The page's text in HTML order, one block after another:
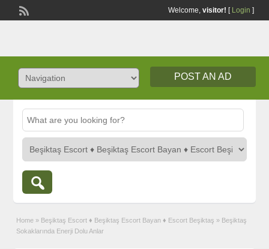
Welcome, visitor! [ Login ]
POST AN AD
Home » Beşiktaş Escort ♦️ Beşiktaş Escort Bayan ♦️ Escort Beşiktaş » Beşiktaş
Sokaklarında Enerji Dolu Anlar